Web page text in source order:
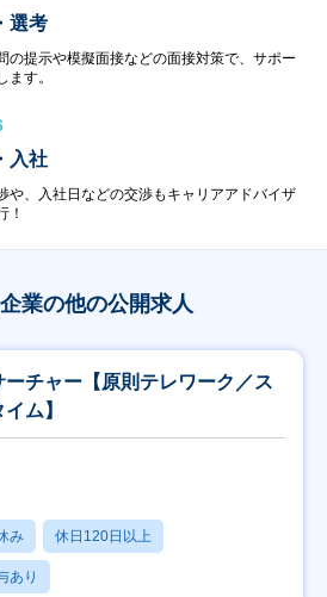
選考
の提示や模擬面接などの面接対策で、サポー
ます。
入社
や、入社日などの交渉もキャリアアドバイザ
！
業の他の公開求人
チャー【原則テレワーク／ス
ム】
み 休日120日以上
あり